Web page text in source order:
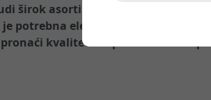
širok asortiman rezervnih delova
potrebna elektronika, hidraulika,
kvalitetne i proverene